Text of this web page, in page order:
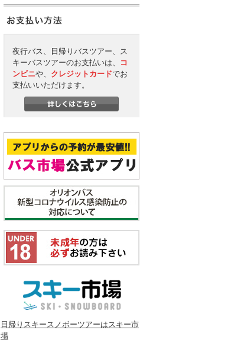
夜行バス、日帰りバスツアー、ス
キーバスツアーのお支払いは、
コ
ンビニや、 クレジットカードでお
支払いいただけます。
日帰りスキースノボーツアーはスキー市
場